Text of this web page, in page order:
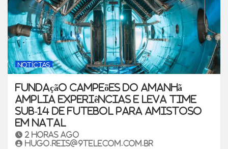
NOTÍCIAS
Fundação Campeões do Amanhã
amplia experiências e leva time
sub-14 de futebol para amistoso
em Natal
2 horas ago
hugo.reis@9telecom.com.br